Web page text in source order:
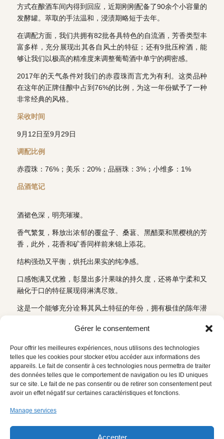
Gérer le consentement
Pour offrir les meilleures expériences, nous utilisons des technologies
telles que les cookies pour stocker et/ou accéder aux informations des
appareils. Le fait de consentir à ces technologies nous permettra de traiter
des données telles que le comportement de navigation ou les ID uniques
sur ce site. Le fait de ne pas consentir ou de retirer son consentement peut
avoir un effet négatif sur certaines caractéristiques et fonctions.
Manage services
Accepter
方式在酿酒车间内得到回应，近期刚刚配备了90余个小容量的
发酵罐。萃取的手法温和，浸渍期略短于去年。
在调配方面，我们共拥有82批各具特色的自流酒，芳香类型丰
富多样，充分展现出其各自风土的特征；还有9批压榨酒，能
够让我们以极高的精准度来调整葡萄酒中单宁的稠密感。
2017年的天气条件对我们的赤霞珠而言尤为有利。这类品种
在这年的正牌佳酿中占到76%的比例，为这一年份赋予了一种
非常经典的风格。
采收时间
9月12日至9月29日
调配比例
赤霞珠：76%；美乐：20%；品丽珠：3%；小维多：1%
品酒笔记
酒裙色深，明亮璀璨。
香气繁复，释放出浓郁的覆盆子、桑葚、黑醋栗和黑樱桃的芳
香，此外，花香和矿香同样前来锦上添花。
结构强劲又平衡，烘托出果实的纯净感。
口感饱满又优雅，彰显出多汁果味的持久度，还将单宁柔和又
融化于口的特征展现得淋漓尽致。
这是一个能够充分诠释其风土特征的年份，拥有极佳的陈年潜